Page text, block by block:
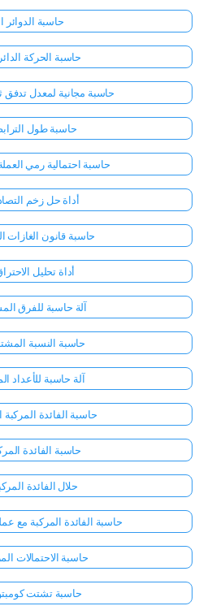
حاسبة الدوائر
حاسبة الحركة
حاسبة مجانية لمعدل تدفق
حاسبة طول
حاسبة احتمالية رمي
أداة حل زخم
حاسبة قانون الغازات
أداة تحليل
آلة حاسبة للفرق
حاسبة النسبة
آلة حاسبة للأعداد
حاسبة الفائدة المركبة
حاسبة الفائدة
حلال الفائدة
حاسبة الفائدة المركبة مع
حاسبة الاحتمالات
حاسبة تشتت